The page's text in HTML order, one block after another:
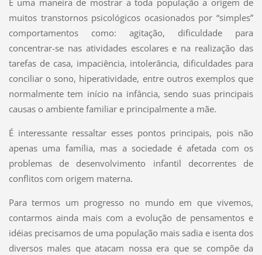
É uma maneira de mostrar a toda população a origem de
muitos transtornos psicológicos ocasionados por “simples”
comportamentos como: agitação, dificuldade para
concentrar-se nas atividades escolares e na realização das
tarefas de casa, impaciência, intolerância, dificuldades para
conciliar o sono, hiperatividade, entre outros exemplos que
normalmente tem início na infância, sendo suas principais
causas o ambiente familiar e principalmente a mãe.
É interessante ressaltar esses pontos principais, pois não
apenas uma família, mas a sociedade é afetada com os
problemas de desenvolvimento infantil decorrentes de
conflitos com origem materna.
Para termos um progresso no mundo em que vivemos,
contarmos ainda mais com a evolução de pensamentos e
idéias precisamos de uma população mais sadia e isenta dos
diversos males que atacam nossa era que se compõe da